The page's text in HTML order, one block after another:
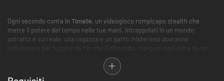
Ogni secondo conta in Timelie, un videogioco rompicapo stealth che
mette il potere del tempo nelle tue mani. Intrappolati in un mondo
astratto e surreale, una ragazza e un gatto misterioso dovranno